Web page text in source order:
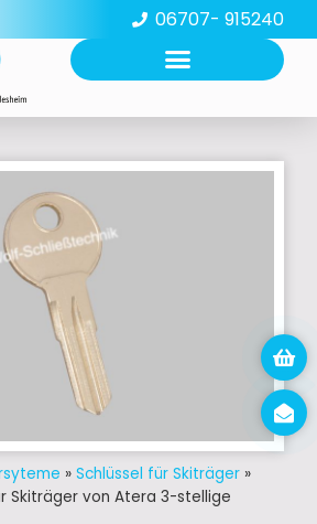
06707- 915240
» Schlüssel für Skiträger »
Skiträger von Atera 3-stellige